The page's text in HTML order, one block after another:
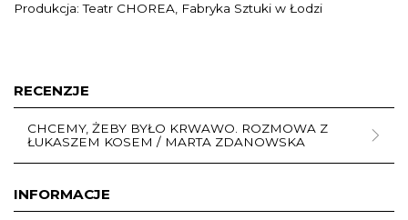
Produkcja: Teatr CHOREA, Fabryka Sztuki w Łodzi
RECENZJE
CHCEMY, ŻEBY BYŁO KRWAWO. ROZMOWA Z
ŁUKASZEM KOSEM / MARTA ZDANOWSKA
INFORMACJE